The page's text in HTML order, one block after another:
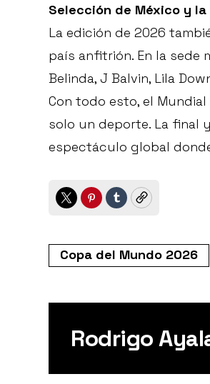
Selección de México y
La edición de 2026
país anfitrión. En la sede
Belinda, J Balvin, Lila
Con todo esto, el
solo un deporte. La final
espectáculo global
TwitterPinterest
TumblrCopy
Copa del Mundo 2026
Rodrigo